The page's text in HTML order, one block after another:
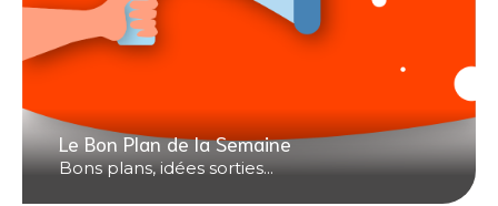
Le Bon Plan de la Semaine
Bons plans, idées sorties...